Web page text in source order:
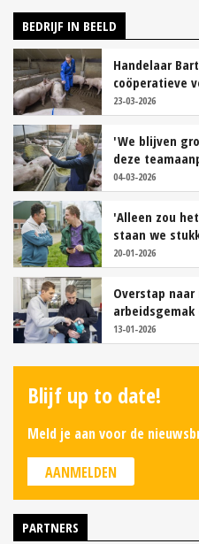
BEDRIJF IN BEELD
Handelaar
coöperatieve
23-03-2026
'We blijven
deze
04-03-2026
'Alleen zou
staan we
20-01-2026
Overstap
13-01-2026
Blijf up to date!
Meld je aan voor de
AANMELDEN
PARTNERS